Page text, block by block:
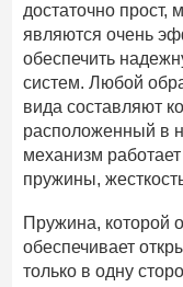
достаточно прост,
являются очень
обеспечить
систем. Любой
вида составляют
расположенный в
механизм
пружины,
Пружина, которой
обеспечивает
только в одну